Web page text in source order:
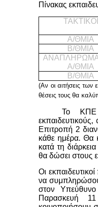
Πίνακας
ΤΑΚΤΙΚΟΙ
Α/ΘΜΙΑ
Β/ΘΜΙΑ
Α/ΘΜΙΑ
Β/ΘΜΙΑ
(Αν οι αιτήσεις των
θέσεις τους θα
Το ΚΠΕ
εκπαιδευτικούς,
Επιτροπή 2
κάθε ημέρα. Θα
κατά τη
θα δώσει στους
Οι
να
στον
Παρασκευή